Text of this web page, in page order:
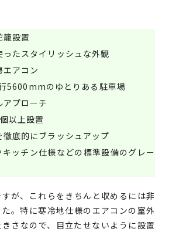
籠設置
ったスタイリッシュな外観
アコン
5600mmのゆとりある駐車場
プローチ
以上設置
徹底的にブラッシュアップ
ッチン仕様などの標準設備のグレー
が、これらをきちんと収めるには非
。特に寒冷地仕様のエアコンの室外
さなので、目立たせないように設置